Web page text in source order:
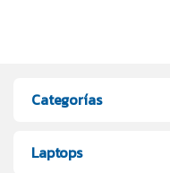
Categorías
Laptops